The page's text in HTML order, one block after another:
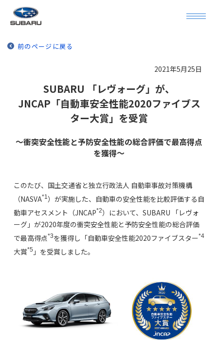
前のページに戻る
2021年5月25日
SUBARU 「レヴォーグ」が、
JNCAP「自動車安全性能2020ファイブス
ター大賞」を受賞
～衝突安全性能と予防安全性能の総合評価で最高得点
を獲得～
このたび、国土交通省と独立行政法人 自動車事故対策機構
（NASVA*1 ）が実施した、自動車の安全性能を比較評価する自
動車アセスメント（JNCAP*2）において、SUBARU 「レヴォ
ーグ」が2020年度の衝突安全性能と予防安全性能の総合評価
で最高得点*3を獲得し「自動車安全性能2020ファイブスター*4
大賞*5 」を受賞しました。